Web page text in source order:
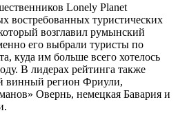
Lonely Planet
востребованных туристических
возглавил румынский
его выбрали туристы по
куда им больше всего хотелось
В лидерах рейтинга также
винный регион Фриули,
Овернь, немецкая Бавария и